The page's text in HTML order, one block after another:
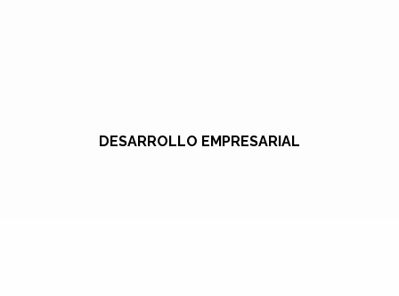
DESARROLLO EMPRESARIAL